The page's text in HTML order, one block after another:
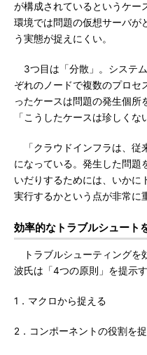
が構成されているというケー
環境では問題の仮想サーバが
う実態が捉えにくい。
3つ目は「分散」。システ
ぞれのノードで複数のプロセ
ったケースは問題の発生個所
「こうしたケースは珍しくな
「クラウドインフラは、従
になっている。発生した問題
いだりするためには、いかに
実行するかという点が非常に
効率的なトラブルシュート
トラブルシューティングを
波氏は「4つの原則」を提示す
1．マクロから捉える
2．コンポーネントの役割を